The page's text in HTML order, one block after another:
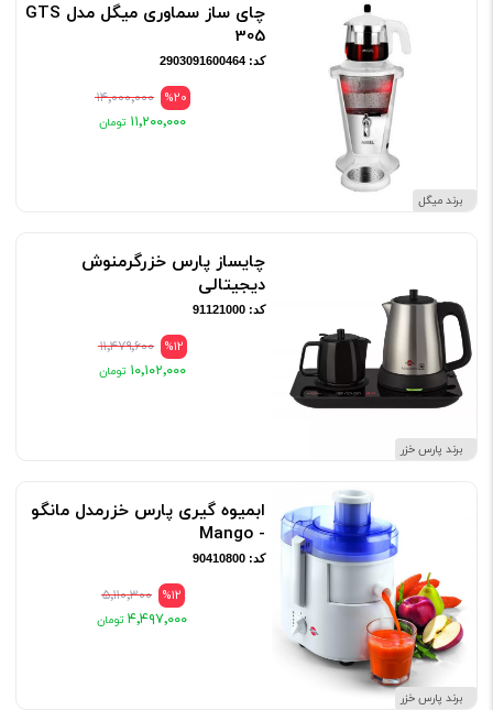
برند میگل
چای ساز سماوری میگل مدل GTS
305
کد: 2903091600464
%20 ۱۴٬۰۰۰٬۰۰۰
۱۱٬۲۰۰٬۰۰۰
برند پارس خزر
چایساز پارس خزرگرمنوش
دیجیتالی
کد: 91121000
%12 ۱۱٬۴۷۹٬۶۰۰
۱۰٬۱۰۲٬۰۰۰
برند پارس خزر
ابمیوه گیری پارس خزرمدل مانگو
- Mango
کد: 90410800
%12 ۵٬۱۱۰٬۳۰۰
۴٬۴۹۷٬۰۰۰